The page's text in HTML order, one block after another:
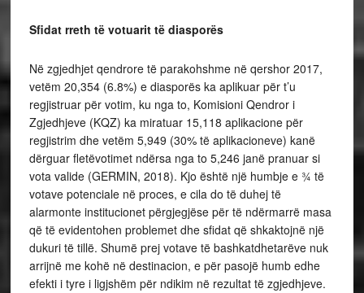
Sfidat rreth të votuarit të diasporës
Në zgjedhjet qendrore të parakohshme në qershor 2017,
vetëm 20,354 (6.8%) e diasporës ka aplikuar për t’u
regjistruar për votim, ku nga to, Komisioni Qendror i
Zgjedhjeve (KQZ) ka miratuar 15,118 aplikacione për
regjistrim dhe vetëm 5,949 (30% të aplikacioneve) kanë
dërguar fletëvotimet ndërsa nga to 5,246 janë pranuar si
vota valide (GERMIN, 2018). Kjo është një humbje e ¾ të
votave potenciale në proces, e cila do të duhej të
alarmonte institucionet përgjegjëse për të ndërmarrë masa
që të evidentohen problemet dhe sfidat që shkaktojnë një
dukuri të tillë. Shumë prej votave të bashkatdhetarëve nuk
arrijnë me kohë në destinacion, e për pasojë humb edhe
efekti i tyre i ligjshëm për ndikim në rezultat të zgjedhjeve.